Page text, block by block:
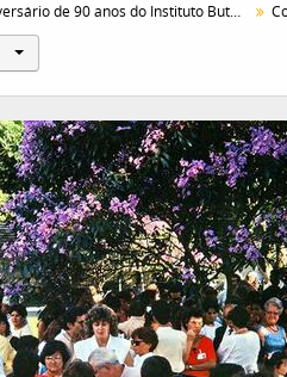
Aniversário de 90 anos do Instituto Butantan